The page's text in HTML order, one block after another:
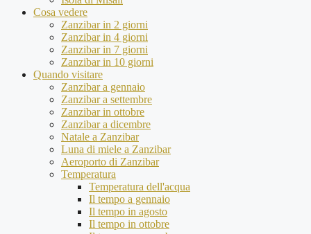
Cosa vedere
Zanzibar in 2 giorni
Zanzibar in 4 giorni
Zanzibar in 7 giorni
Zanzibar in 10 giorni
Quando visitare
Zanzibar a gennaio
Zanzibar a settembre
Zanzibar in ottobre
Zanzibar a dicembre
Natale a Zanzibar
Luna di miele a Zanzibar
Aeroporto di Zanzibar
Temperatura
Temperatura dell'acqua
Il tempo a gennaio
Il tempo in agosto
Il tempo in ottobre